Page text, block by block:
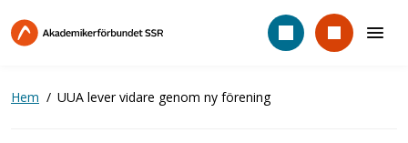
till
Hem UUA lever vidare genom ny förening